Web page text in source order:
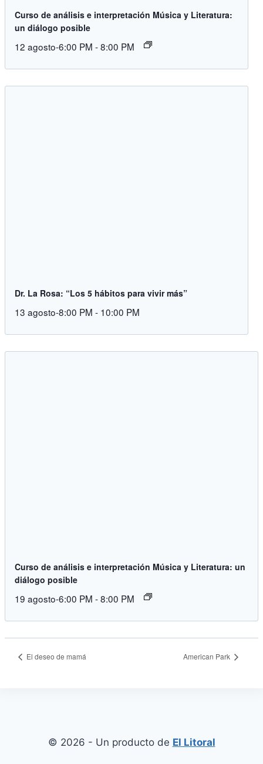
Curso de análisis e interpretación Música y Literatura:
un diálogo posible
12 agosto-6:00 PM -8:00 PM
Dr. La Rosa: “Los 5 hábitos para vivir más”
13 agosto-8:00 PM - 10:00 PM
Curso de análisis e interpretación Música y Literatura: un
diálogo posible
19 agosto-6:00 PM -8:00 PM
El deseo de mamá American Park
© 2026 - Un producto de El Litoral